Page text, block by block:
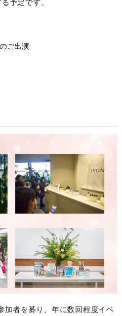
予定です。
ご出演
加者を募り、年に数回程度イベ